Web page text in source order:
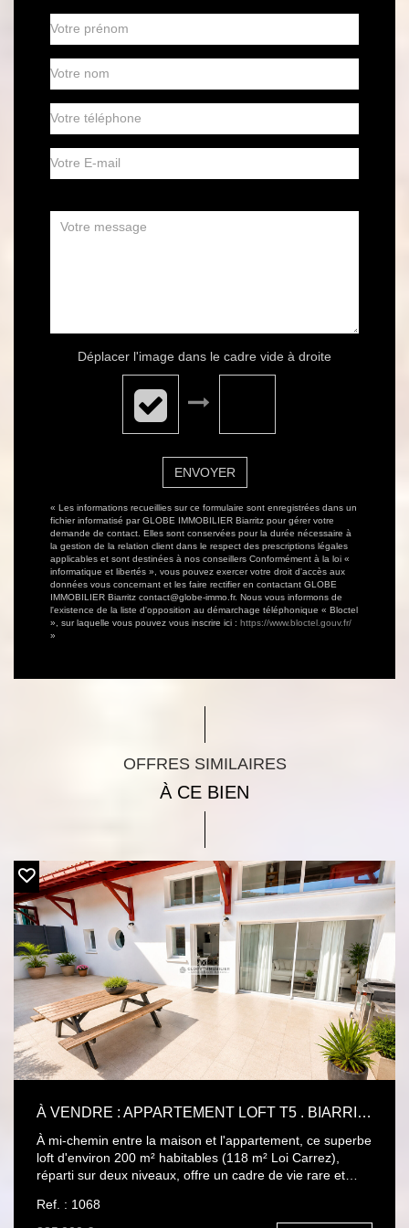
Déplacer l'image dans le cadre vide à droite
ENVOYER
« Les informations recueillies sur ce formulaire sont enregistrées dans un
fichier informatisé par GLOBE IMMOBILIER Biarritz pour gérer votre
demande de contact. Elles sont conservées pour la durée nécessaire à
la gestion de la relation client dans le respect des prescriptions légales
applicables et sont destinées à nos conseillers Conformément à la loi «
informatique et libertés », vous pouvez exercer votre droit d'accès aux
données vous concernant et les faire rectifier en contactant GLOBE
IMMOBILIER Biarritz contact@globe-immo.fr. Nous vous informons de
l'existence de la liste d'opposition au démarchage téléphonique « Bloctel
», sur laquelle vous pouvez vous inscrire ici : https://www.bloctel.gouv.fr/
»
OFFRES SIMILAIRES
À CE BIEN
À VENDRE : APPARTEMENT LOFT T5 . BIARRITZ, PROX CENTRE-VILLE. TERRASSE. GARAGE DOUBLE PARKING.
À mi-chemin entre la maison et l'appartement, ce superbe
loft d'environ 200 m² habitables (118 m² Loi Carrez),
réparti sur deux niveaux, offre un cadre de vie rare et
des commerces et à proximité immédiate du centre-ville.
Ref. : 1068